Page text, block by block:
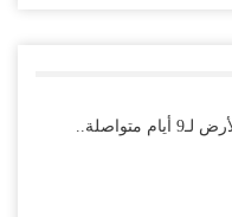
ما السر وراء اهتزاز الأرض لـ9 أيام متواصلة..